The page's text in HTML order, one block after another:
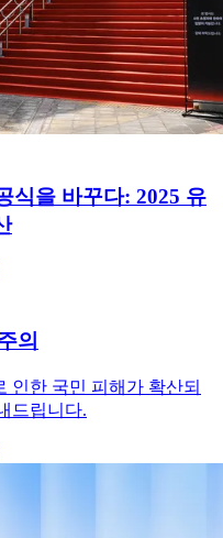
식을 바꾸다: 2025 유
의
인한 국민 피해가 확산되
드립니다.